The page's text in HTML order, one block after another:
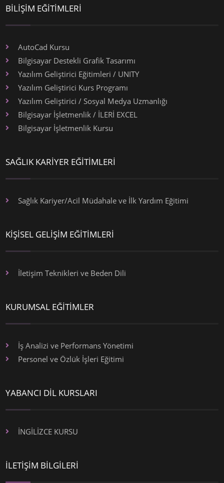
BİLİŞİM EĞİTİMLERİ
AutoCad Kursu
Bilgisayar Destekli Grafik Tasarımı
Yazılım Geliştirici Eğitimleri / UNITY
Yazılım Geliştirici Kurs Programı
Yazılım Geliştirici / Sosyal Medya Uzmanlığı
Bilgisayar İşletmenlik / İLERİ EXCEL
Bilgisayar İşletmenlik Kursu
SAĞLIK KARİYER EĞİTİMLERİ
Sağlık Kariyer/Acil Müdahale ve İlk Yardım Eğitimi
KİŞİSEL GELİŞİM EĞİTİMLERİ
İletişim Teknikleri ve Beden Dili
KURUMSAL EĞİTİMLER
İş Analizi ve Performans Yönetimi
Personel ve Özlük İşleri Eğitimi
YABANCI DİL KURSLARI
İNGİLİZCE KURSU
İLETİŞİM BİLGİLERİ